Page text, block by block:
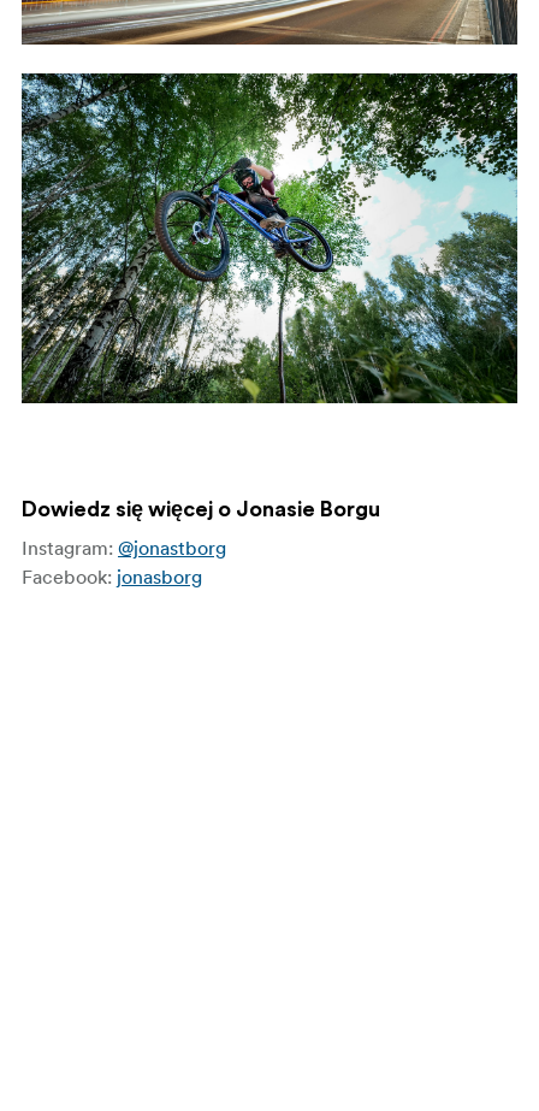
Dowiedz się więcej o Jonasie Borgu
Instagram: @jonastborg
Facebook: jonasborg